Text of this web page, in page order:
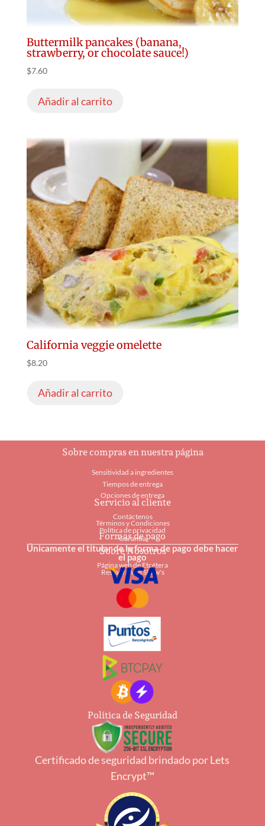
Buttermilk pancakes (banana,
strawberry, or chocolate sauce!)
$7.60
Añadir al carrito
California veggie omelette
$8.20
Añadir al carrito
Sobre compras en nuestra página
Sensitividad a ingredientes
Tiempos de entrega
Opciones de entrega
Servicio al cliente
Contáctenos
Términos y Condiciones
Política de privacidad
Garantía
Sobre Nosotros
Página web de Etcétera
Restaurantes Shaw's
Formas de pago
Únicamente el titular de la forma de pago debe hacer
el pago
Política de Seguridad
Certificado de seguridad brindado porLets
Encrypt™